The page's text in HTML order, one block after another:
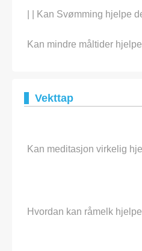
| | Kan Svømming hjelpe
Kan mindre måltider
Vekttap
Kan meditasjon virkelig
Hvordan kan råmelk